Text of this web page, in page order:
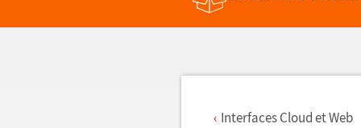
Interfaces Cloud et Web